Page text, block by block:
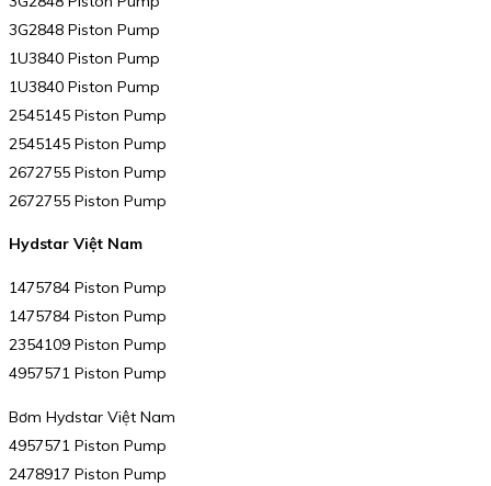
3G2848 Piston Pump
1U3840 Piston Pump
1U3840 Piston Pump
2545145 Piston Pump
2545145 Piston Pump
2672755 Piston Pump
2672755 Piston Pump
Hydstar Việt Nam
1475784 Piston Pump
1475784 Piston Pump
2354109 Piston Pump
4957571 Piston Pump
Bơm Hydstar Việt Nam
4957571 Piston Pump
2478917 Piston Pump